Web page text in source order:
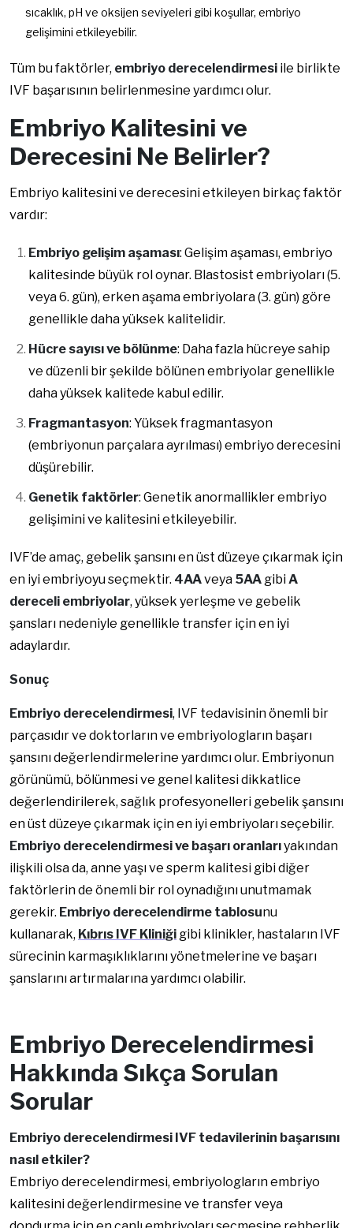
sıcaklık, pH ve oksijen seviyeleri gibi koşullar, embriyo
gelişimini etkileyebilir.
Tüm bu faktörler, embriyo derecelendirmesi ile birlikte
IVF başarısının belirlenmesine yardımcı olur.
Embriyo Kalitesini ve
Derecesini Ne Belirler?
Embriyo kalitesini ve derecesini etkileyen birkaç faktör
vardır:
Embriyo gelişim aşaması: Gelişim aşaması, embriyo
kalitesinde büyük rol oynar. Blastosist embriyoları (5.
veya 6. gün), erken aşama embriyolara (3. gün) göre
genellikle daha yüksek kalitelidir.
Hücre sayısı ve bölünme: Daha fazla hücreye sahip
ve düzenli bir şekilde bölünen embriyolar genellikle
daha yüksek kalitede kabul edilir.
Fragmantasyon: Yüksek fragmantasyon
(embriyonun parçalara ayrılması) embriyo derecesini
düşürebilir.
Genetik faktörler: Genetik anormallikler embriyo
gelişimini ve kalitesini etkileyebilir.
IVF’de amaç, gebelik şansını en üst düzeye çıkarmak için
en iyi embriyoyu seçmektir. 4AAveya 5AA gibi A
dereceli embriyolar, yüksek yerleşme ve gebelik
şansları nedeniyle genellikle transfer için en iyi
adaylardır.
Sonuç
Embriyo derecelendirmesi, IVF tedavisinin önemli bir
parçasıdır ve doktorların ve embriyologların başarı
şansını değerlendirmelerine yardımcı olur. Embriyonun
görünümü, bölünmesi ve genel kalitesi dikkatlice
değerlendirilerek, sağlık profesyonelleri gebelik şansını
en üst düzeye çıkarmak için en iyi embriyoları seçebilir.
Embriyo derecelendirmesi ve başarı oranlarıyakından
ilişkili olsa da, anne yaşı ve sperm kalitesi gibi diğer
faktörlerin de önemli bir rol oynadığını unutmamak
gerekir. Embriyo derecelendirme tablosunu
kullanarak, Kıbrıs IVF Kliniği gibi klinikler, hastaların IVF
sürecinin karmaşıklıklarını yönetmelerine ve başarı
şanslarını artırmalarına yardımcı olabilir.
Embriyo Derecelendirmesi
Hakkında Sıkça Sorulan
Sorular
Embriyo derecelendirmesi IVF tedavilerinin başarısını
nasıl etkiler?
Embriyo derecelendirmesi, embriyologların embriyo
kalitesini değerlendirmesine ve transfer veya